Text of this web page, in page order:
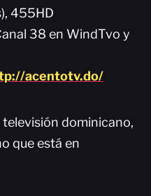
455HD
38 en WindTvo y
acentotv.do/
dominicano,
que está en